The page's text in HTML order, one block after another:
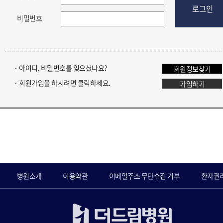
비밀번호
로그인
· 아이디, 비밀번호를 잊으셨나요?
회원정보찾기
· 회원가입을 하시려면 클릭하세요.
가입하기
병원소개 이용약관 이메일주소 무단수집 거부 환자권